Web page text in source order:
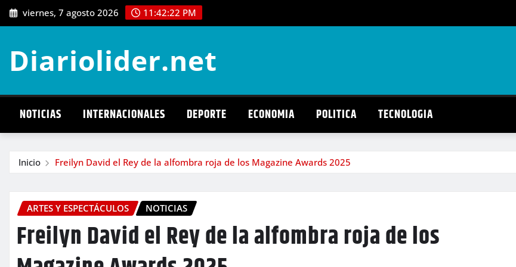
Saltar
al
viernes, 7 agosto 2026 11:42:23 PM
Diariolider.net
NOTICIAS INTERNACIONALES DEPORTE ECONOMIA POLITICA TECNOLOGIA
Inicio Freilyn David el Rey de la alfombra roja de los Magazine Awards 2025
ARTES Y ESPECTÁCULOS NOTICIAS
Freilyn David el Rey de la alfombra roja de los